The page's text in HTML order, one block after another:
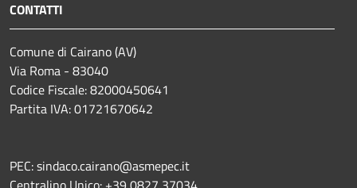
CONTATTI
Comune di Cairano (AV)
Via Roma - 83040
Codice Fiscale: 82000450641
Partita IVA: 01721670642
PEC: sindaco.cairano@asmepec.it